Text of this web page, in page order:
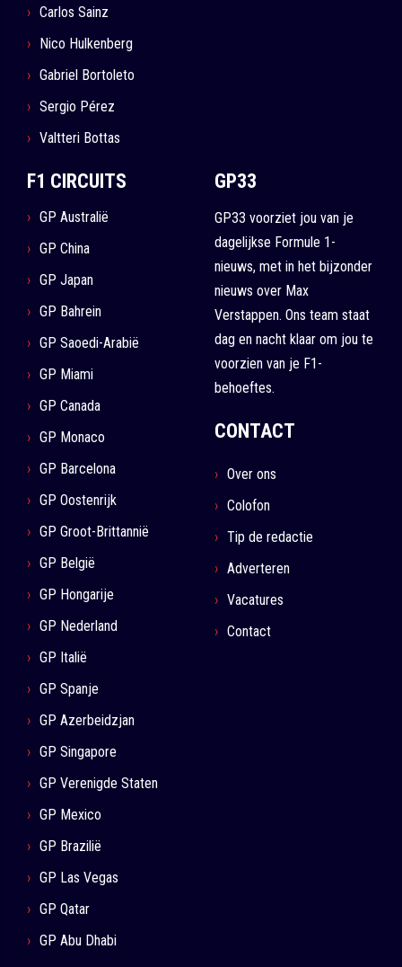
Carlos Sainz
Nico Hulkenberg
Gabriel Bortoleto
Sergio Pérez
Valtteri Bottas
F1 CIRCUITS
GP Australië
GP China
GP Japan
GP Bahrein
GP Saoedi-Arabië
GP Miami
GP Canada
GP Monaco
GP Barcelona
GP Oostenrijk
GP Groot-Brittannië
GP België
GP Hongarije
GP Nederland
GP Italië
GP Spanje
GP Azerbeidzjan
GP Singapore
GP Verenigde Staten
GP Mexico
GP Brazilië
GP Las Vegas
GP Qatar
GP Abu Dhabi
GP33
GP33 voorziet jou van je
dagelijkse Formule 1-
nieuws, met in het bijzonder
nieuws over Max
Verstappen. Ons team staat
dag en nacht klaar om jou te
voorzien van je F1-
behoeftes.
CONTACT
Over ons
Colofon
Tip de redactie
Adverteren
Vacatures
Contact